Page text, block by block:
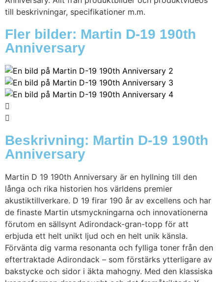
till beskrivningar, specifikationer m.m.
Fler bilder: Martin D-19 190th
Anniversary
Beskrivning: Martin D-19 190th
Anniversary
Martin D 19 190th Anniversary är en hyllning till den
långa och rika historien hos världens premier
akustiktillverkare. D 19 firar 190 år av excellens och har
de finaste Martin utsmyckningarna och innovationerna
förutom en sällsynt Adirondack-gran-topp för att
erbjuda ett helt unikt ljud och en helt unik känsla.
Förvänta dig varma resonanta och fylliga toner från den
eftertraktade Adirondack – som förstärks ytterligare av
bakstycke och sidor i äkta mahogny. Med den klassiska